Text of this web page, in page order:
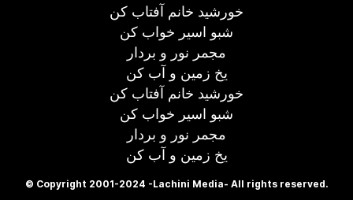
خورشید خانم آفتاب کن
شبو اسیر خواب کن
مجمر نور و بردار
یخ زمین و آب کن
خورشید خانم آفتاب کن
شبو اسیر خواب کن
مجمر نور و بردار
یخ زمین و آب کن
© Copyright 2001-2024 -Lachini Media- All rights reserved.